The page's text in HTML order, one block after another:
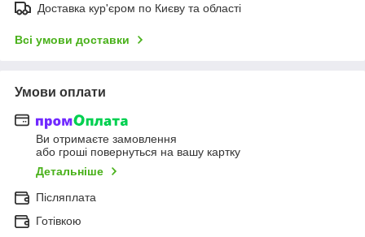
Доставка кур'єром по Києву та області
Всі умови доставки
Умови оплати
Ви отримаєте замовлення
або гроші повернуться на вашу картку
Детальніше
Післяплата
Готівкою